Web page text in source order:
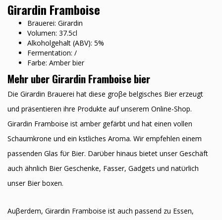
Girardin Framboise
Brauerei: Girardin
Volumen: 37.5cl
Alkoholgehalt (ABV): 5%
Fermentation: /
Farbe: Amber bier
Mehr uber Girardin Framboise bier
Die Girardin Brauerei hat diese groβe belgisches Bier erzeugt
und präsentieren ihre Produkte auf unserem Online-Shop.
Girardin Framboise ist amber gefärbt und hat einen vollen
Schaumkrone und ein kӧstliches Aroma. Wir empfehlen einem
passenden Glas fϋr Bier. Darϋber hinaus bietet unser Geschäft
auch ähnlich Bier Geschenke, Fasser, Gadgets und natϋrlich
unser Bier boxen.
Auβerdem, Girardin Framboise ist auch passend zu Essen,